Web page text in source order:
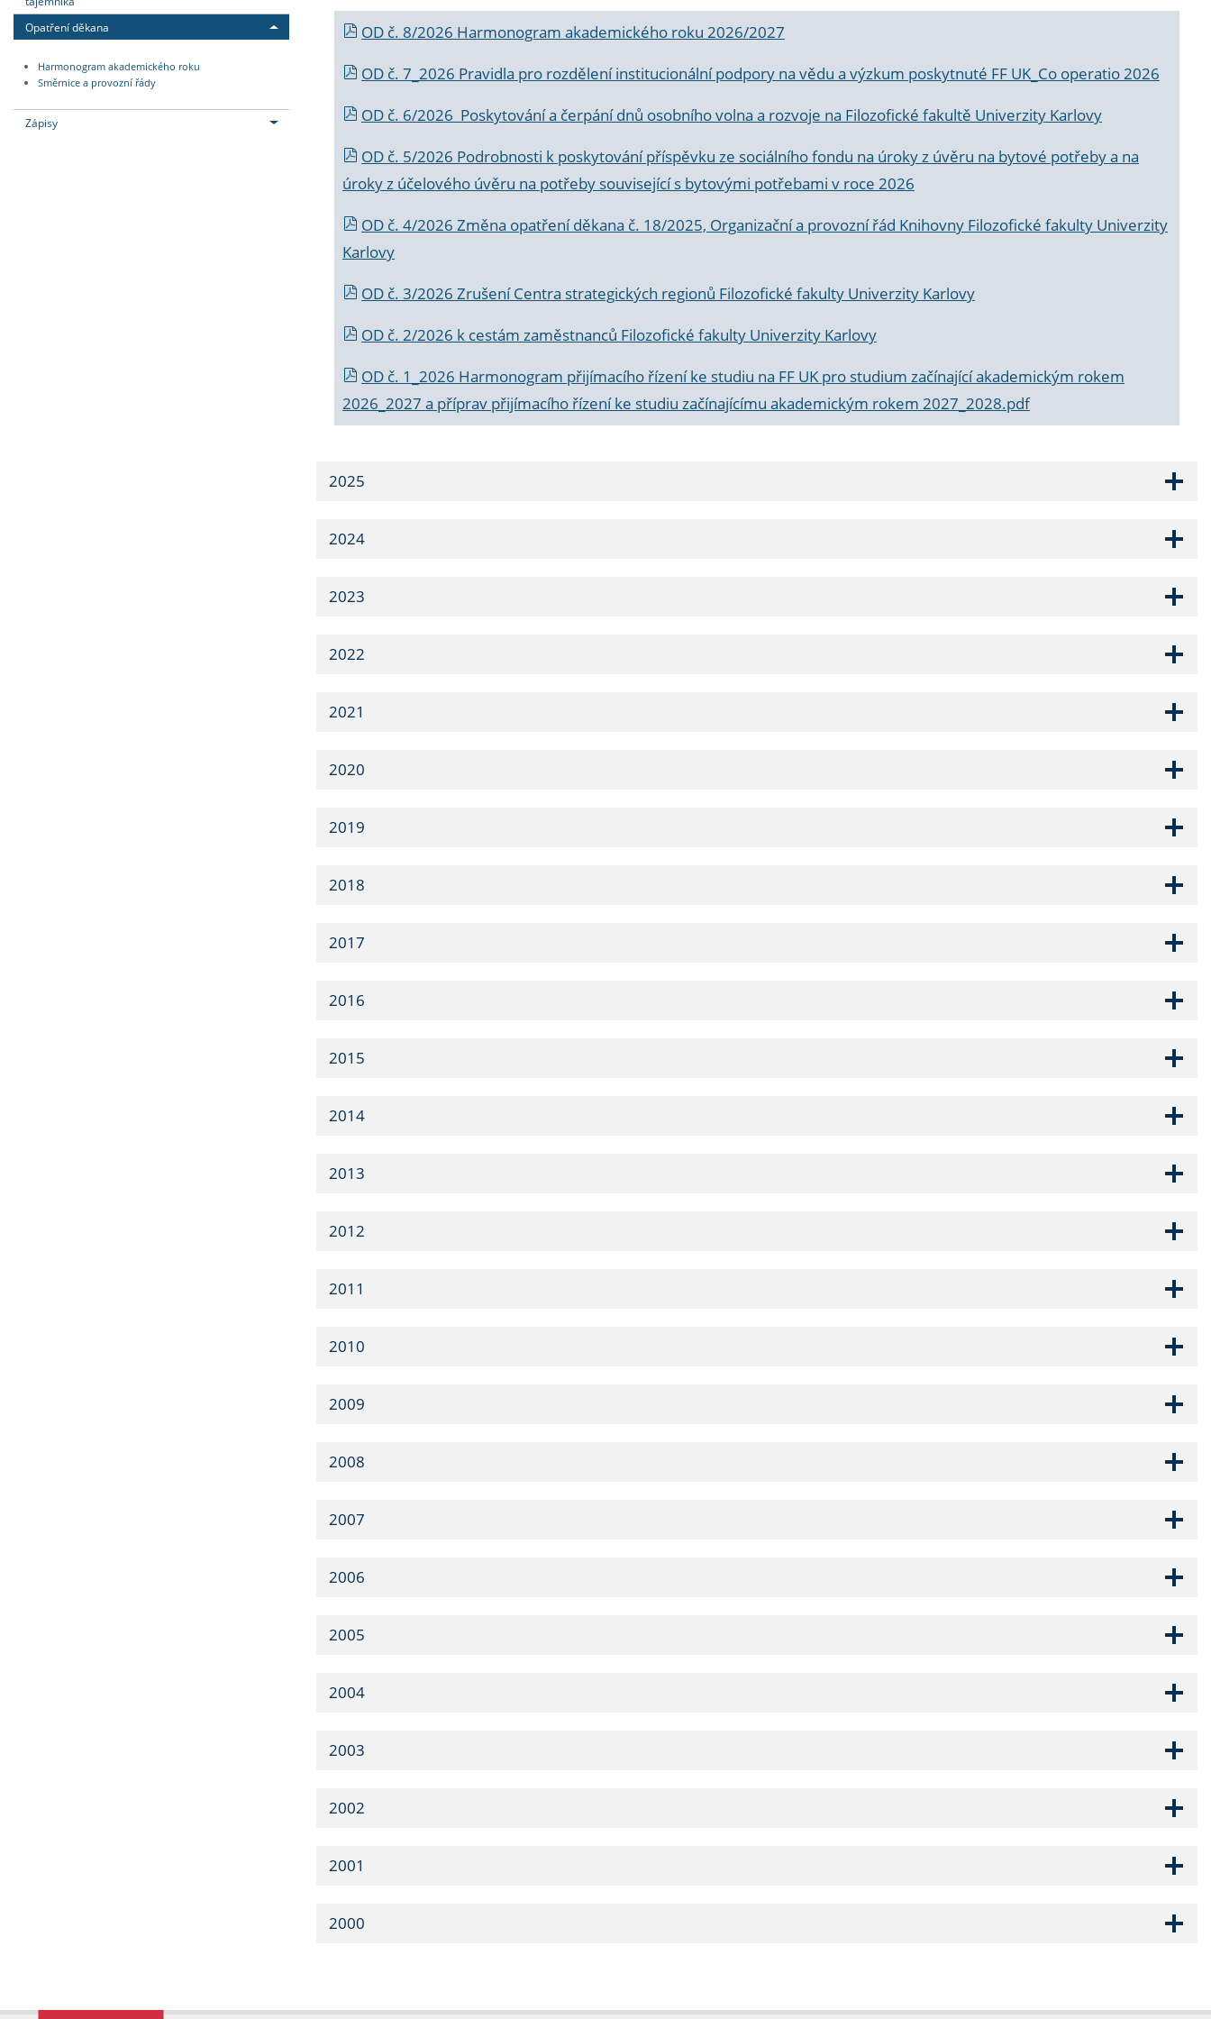
Opatření děkana
Harmonogram akademického roku
Směrnice a provozní řády
Zápisy
OD č. 8/2026 Harmonogram akademického roku 2026/2027
OD č. 7_2026 Pravidla pro rozdělení institucionální podpory na vědu a výzkum poskytnuté FF UK_Co operatio 2026
OD č. 6/2026 Poskytování a čerpání dnů osobního volna a rozvoje na Filozofické fakultě Univerzity Karlovy
OD č. 5/2026 Podrobnosti k poskytování příspěvku ze sociálního fondu na úroky z úvěru na bytové potřeby a na
úroky z účelového úvěru na potřeby související s bytovými potřebami v roce 2026
OD č. 4/2026 Změna opatření děkana č. 18/2025, Organizační a provozní řád Knihovny Filozofické fakulty Univerzity
Karlovy
OD č. 3/2026 Zrušení Centra strategických regionů Filozofické fakulty Univerzity Karlovy
OD č. 2/2026 k cestám zaměstnanců Filozofické fakulty Univerzity Karlovy
OD č. 1_2026 Harmonogram přijímacího řízení ke studiu na FF UK pro studium začínající akademickým rokem
2026_2027 a příprav přijímacího řízení ke studiu začínajícímu akademickým rokem 2027_2028.pdf
2025
2024
2023
2022
2021
2020
2019
2018
2017
2016
2015
2014
2013
2012
2011
2010
2009
2008
2007
2006
2005
2004
2003
2002
2001
2000